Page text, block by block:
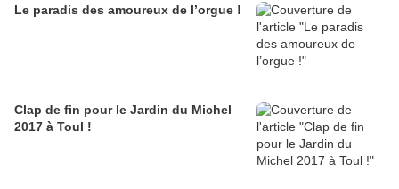
Le paradis des amoureux de l’orgue !
Clap de fin pour le Jardin du Michel
2017 à Toul !